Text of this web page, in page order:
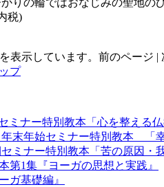
税)
表示しています。 前のページ |
プ
ミナー特別教本「心を整える
年末年始セミナー特別教本 「
セミナー特別教本「苦の原因・
第1集『ヨーガの思想と実践』
ガ基礎編』